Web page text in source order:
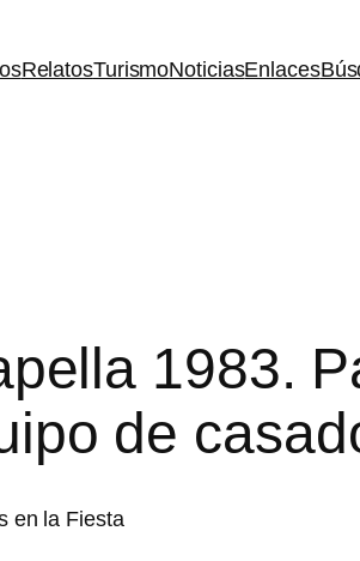
RelatosTurismoNoticiasEnlaces
1983.
de